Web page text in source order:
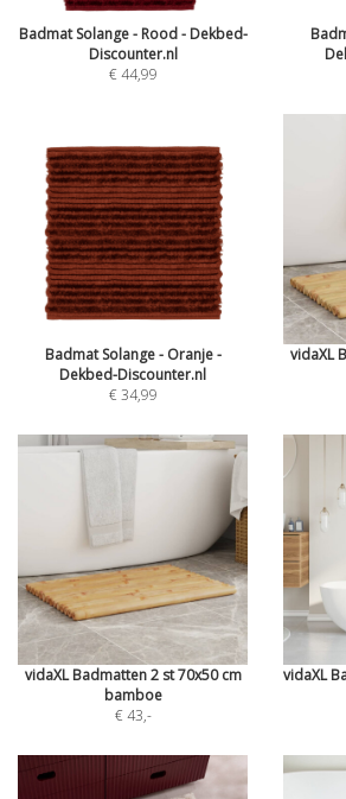
Badmat Solange - Rood - Dekbed-
Discounter.nl
€ 44,99
Badmat Solange - Oranje -
Dekbed-Discounter.nl
€ 34,99
vidaXL
vidaXL Badmatten 2 st 70x50 cm
bamboe
€ 43,-
vidaXL